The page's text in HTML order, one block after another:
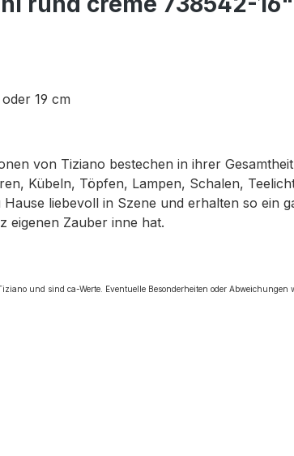
19 cm
von Tiziano bestechen in ihrer
Kübeln, Töpfen, Lampen, Schalen,
liebevoll in Szene und erhalten so ein
eigenen Zauber inne hat.
und sind ca-Werte. Eventuelle Besonderheiten oder Abweichungen